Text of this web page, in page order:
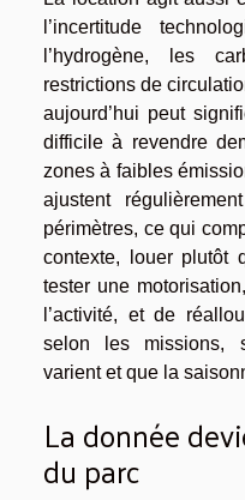
l’incertitude
l’hydrogène, les
restrictions de
aujourd’hui peut
difficile à revendre
zones à faibles
ajustent
périmètres, ce qui
contexte, louer plutôt
tester une
l’activité, et de
selon les missions,
varient et que la
La donnée
du parc